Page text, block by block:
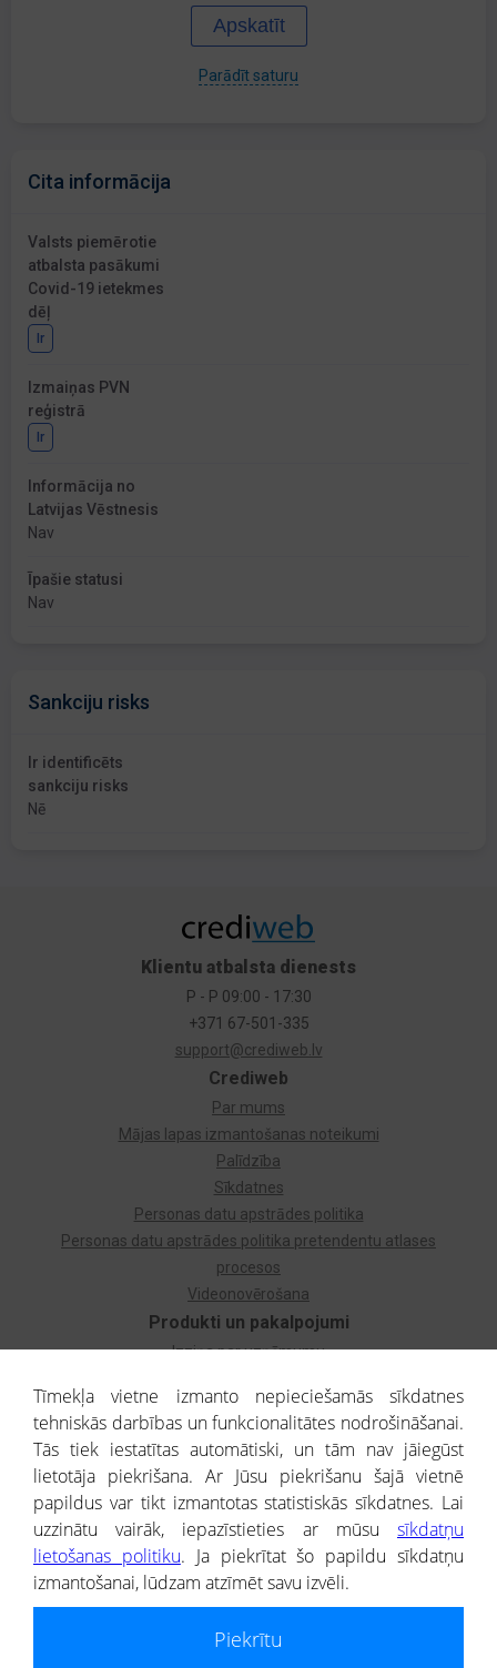
Apskatīt
Parādīt saturu
Cita informācija
Valsts piemērotie
atbalsta pasākumi
Covid-19 ietekmes
dēļ
Ir
Izmaiņas PVN
reģistrā
Ir
Informācija no
Latvijas Vēstnesis
Nav
Īpašie statusi
Nav
Sankciju risks
Ir identificēts
sankciju risks
Nē
Produkti un pakalpojumi
Izziņa par uzņēmumu
Dzimtas koks
Uzņēmumu atlase
Monitorings
Kredītizziņa par ārvalstu uzņēmumiem
Crediweb
Par mums
Mājas lapas izmantošanas noteikumi
Palīdzība
Sīkdatnes
Personas datu apstrādes politika
Personas datu apstrādes politika pretendentu atlases
procesos
Videonovērošana
Klientu atbalsta dienests
P - P 09:00 - 17:30
+371 67-501-335
support@crediweb.lv
® CREDITREFORM Latvija
SIA
Tīmekļa vietne izmanto nepieciešamās sīkdatnes
tehniskās darbības un funkcionalitātes nodrošināšanai.
Tās tiek iestatītas automātiski, un tām nav jāiegūst
lietotāja piekrišana. Ar Jūsu piekrišanu šajā vietnē
papildus var tikt izmantotas statistiskās sīkdatnes. Lai
uzzinātu vairāk, iepazīstieties ar mūsu sīkdatņu
lietošanas politiku. Ja piekrītat šo papildu sīkdatņu
izmantošanai, lūdzam atzīmēt savu izvēli.
Piekrītu